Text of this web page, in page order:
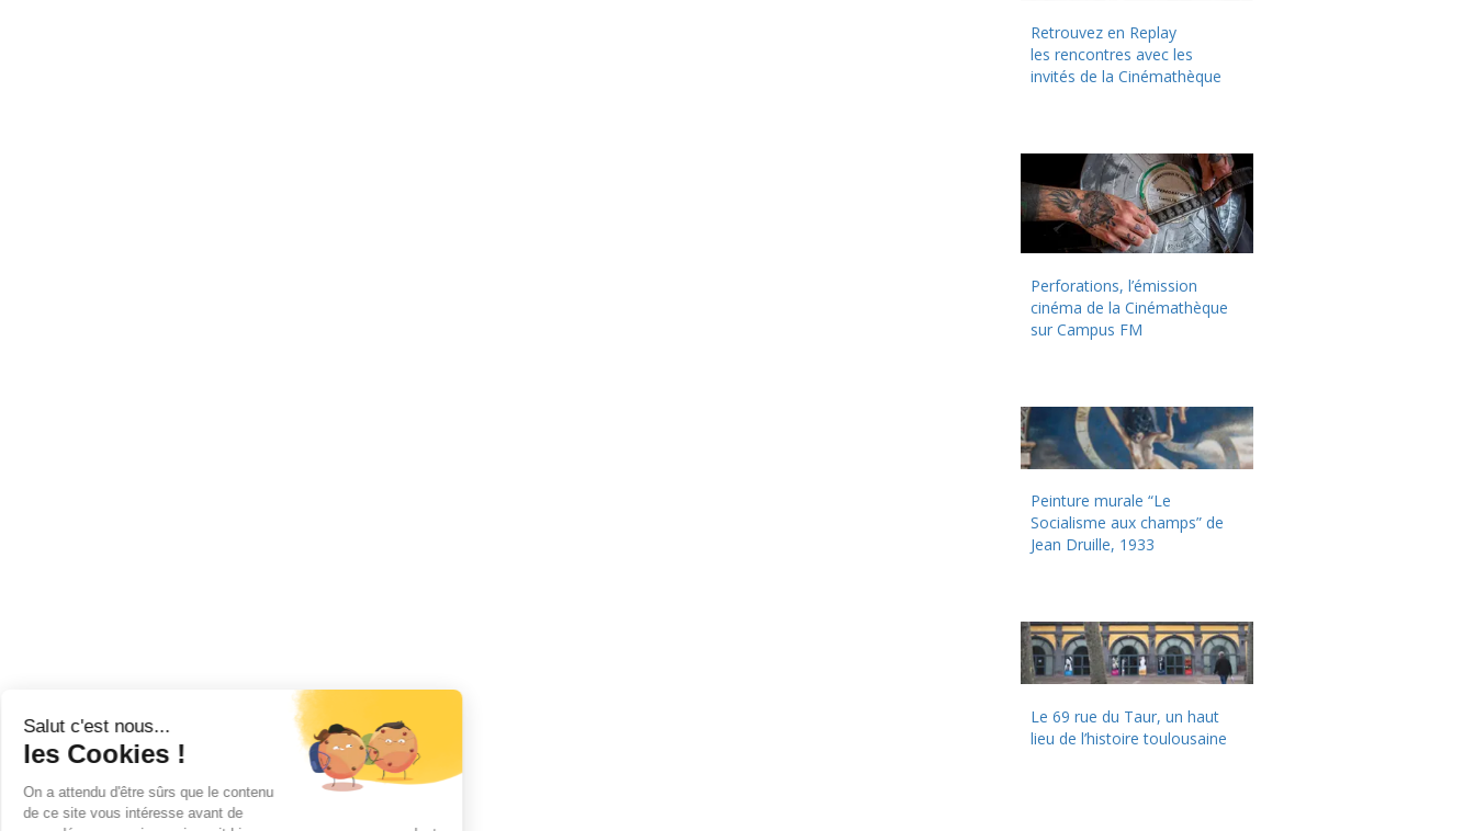
Retrouvez en Replay
les rencontres avec les
invités de la Cinémathèque
Perforations, l’émission
cinéma de la Cinémathèque
sur Campus FM
Peinture murale “Le
Socialisme aux champs” de
Jean Druille, 1933
Le 69 rue du Taur, un haut
lieu de l’histoire toulousaine